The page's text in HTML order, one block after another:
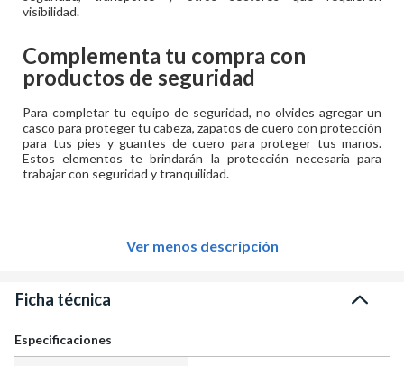
visibilidad.
Complementa tu compra con
productos de seguridad
Para completar tu equipo de seguridad, no olvides agregar un
casco para proteger tu cabeza, zapatos de cuero con protección
para tus pies y guantes de cuero para proteger tus manos.
Estos elementos te brindarán la protección necesaria para
trabajar con seguridad y tranquilidad.
Ver menos descripción
Ficha técnica
Especificaciones